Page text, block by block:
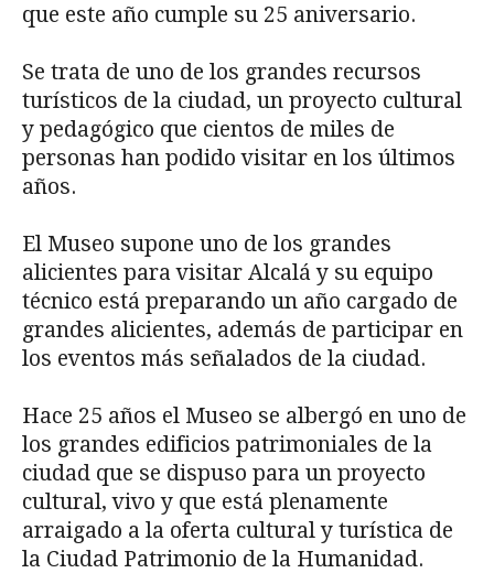
que este año cumple su 25 aniversario.
Se trata de uno de los grandes recursos
turísticos de la ciudad, un proyecto cultural
y pedagógico que cientos de miles de
personas han podido visitar en los últimos
años.
El Museo supone uno de los grandes
alicientes para visitar Alcalá y su equipo
técnico está preparando un año cargado de
grandes alicientes, además de participar en
los eventos más señalados de la ciudad.
Hace 25 años el Museo se albergó en uno de
los grandes edificios patrimoniales de la
ciudad que se dispuso para un proyecto
cultural, vivo y que está plenamente
arraigado a la oferta cultural y turística de
la Ciudad Patrimonio de la Humanidad.